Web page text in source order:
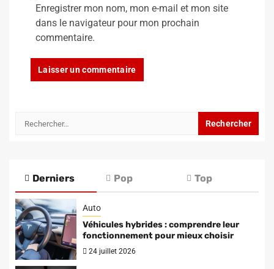
Enregistrer mon nom, mon e-mail et mon site
dans le navigateur pour mon prochain
commentaire.
Rechercher :
Derniers Pop Top
Auto
Véhicules hybrides : comprendre leur
fonctionnement pour mieux choisir
24 juillet 2026